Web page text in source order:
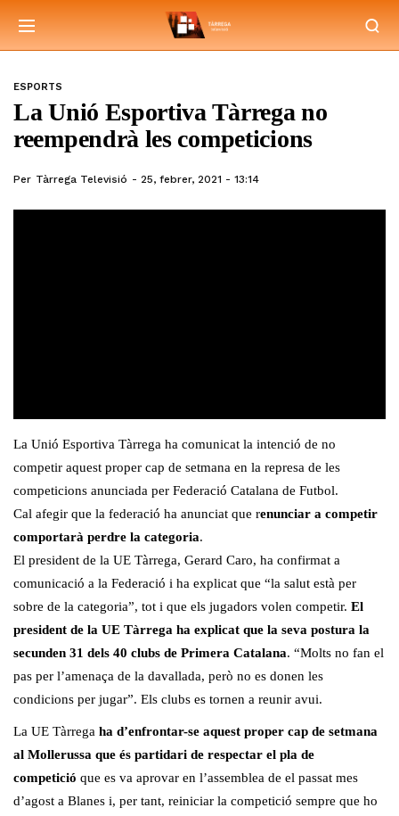
ESPORTS
La Unió Esportiva Tàrrega no
reempendrà les competicions
Per Tàrrega Televisió 25, febrer, 2021 - 13:14
La Unió Esportiva Tàrrega ha comunicat la intenció de no
competir aquest proper cap de setmana en la represa de les
competicions anunciada per Federació Catalana de Futbol.
Cal afegir que la federació ha anunciat que renunciar a competir
comportarà perdre la categoria.
El president de la UE Tàrrega, Gerard Caro, ha confirmat a
comunicació a la Federació i ha explicat que “la salut està per
sobre de la categoria”, tot i que els jugadors volen competir. El
president de la UE Tàrrega ha explicat que la seva postura la
secunden 31 dels 40 clubs de Primera Catalana. “Molts no fan el
pas per l’amenaça de la davallada, però no es donen les
condicions per jugar”. Els clubs es tornen a reunir avui.
La UE Tàrrega ha d’enfrontar-se aquest proper cap de setmana
al Mollerussa que és partidari de respectar el pla de
competició que es va aprovar en l’assemblea de el passat mes
d’agost a Blanes i, per tant, reiniciar la competició sempre que ho